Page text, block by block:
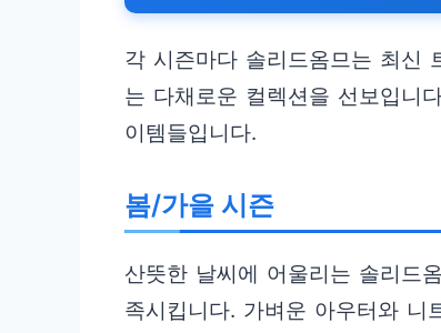
각 시즌마다 솔리드옴므는 최신
는 다채로운 컬렉션을 선보입니
이템들입니다.
봄/가을 시즌
산뜻한 날씨에 어울리는 솔리드
족시킵니다. 가벼운 아우터와 니